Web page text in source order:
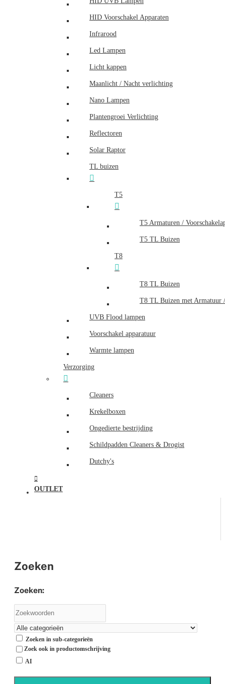
HID Voorschakel Apparaten
Infrarood
Led Lampen
Licht kappen
Maanlicht / Nacht verlichting
Nano Lampen
Plantengroei Verlichting
Reflectoren
Solar Raptor
TL buizen
T5
T5 Armaturen /
T5 TL Buizen
T8
T8 TL Buizen
T8 TL Buizen met Armatuur
UVB Flood lampen
Voorschakel apparatuur
Warmte lampen
Verzorging
Cleaners
Krekelboxen
Ongedierte bestrijding
Schildpadden Cleaners & Drogist
Dutchy's
OUTLET
Zoeken
Zoeken:
Zoeken in sub-categorieën
Zoek ook in productomschrijving
AI